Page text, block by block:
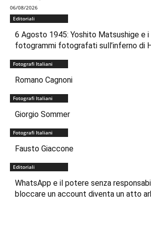
06/08/2026
Editoriali
6 Agosto 1945: Yoshito Matsushige e i
fotogrammi fotografati sull’inferno di
Fotografi Italiani
Romano Cagnoni
Fotografi Italiani
Giorgio Sommer
Fotografi Italiani
Fausto Giaccone
Editoriali
WhatsApp e il potere senza
bloccare un account diventa un atto